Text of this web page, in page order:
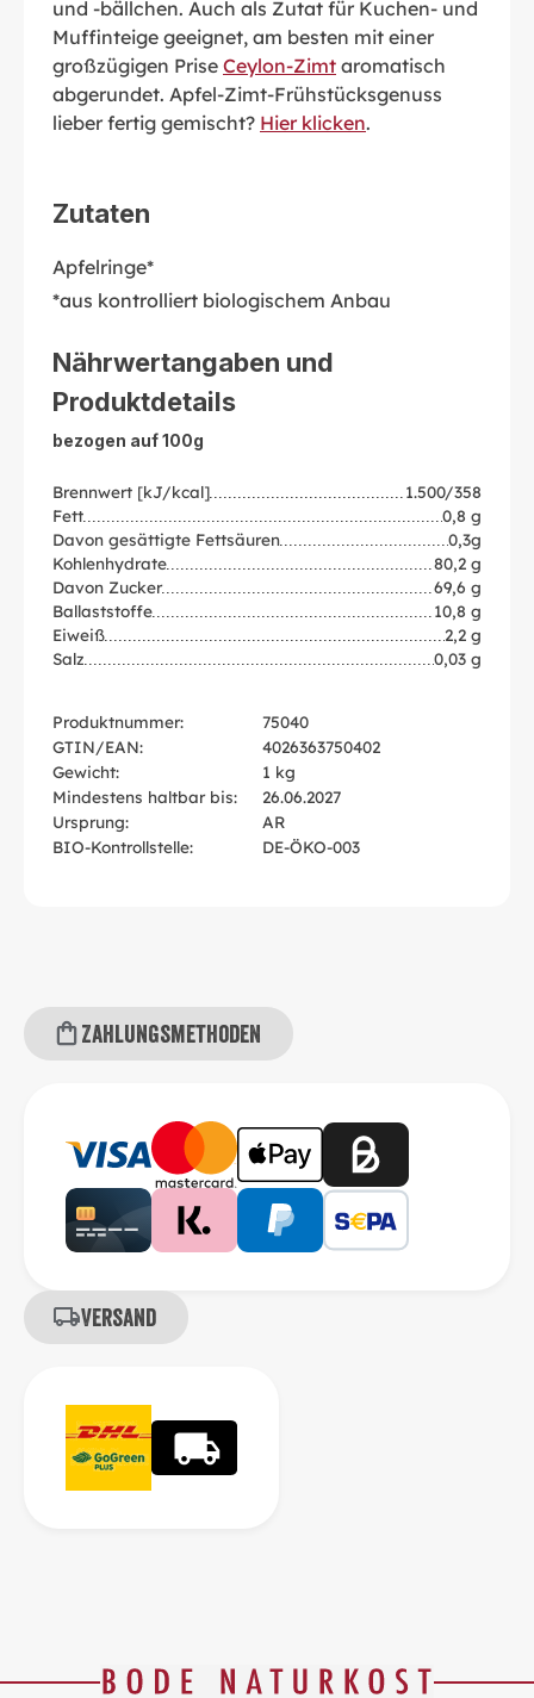
und -bällchen. Auch als Zutat für Kuchen- und
Muffinteige geeignet, am besten mit einer
großzügigen Prise Ceylon-Zimt aromatisch
abgerundet. Apfel-Zimt-Frühstücksgenuss
lieber fertig gemischt? Hier klicken.
Zutaten
Apfelringe*
*aus kontrolliert biologischem Anbau
Nährwertangaben und
Produktdetails
bezogen auf 100g
Brennwert [kJ/kcal]
1.500/358
Fett
0,8 g
Davon gesättigte Fettsäuren
0,3g
Kohlenhydrate
80,2 g
Davon Zucker
69,6 g
Ballaststoffe
10,8 g
Eiweiß
2,2 g
Salz
0,03 g
Produktnummer:
75040
GTIN/EAN:
4026363750402
Gewicht:
1 kg
Mindestens haltbar bis:
26.06.2027
Ursprung:
AR
BIO-Kontrollstelle:
DE-ÖKO-003
Zahlungsmethoden
Versand